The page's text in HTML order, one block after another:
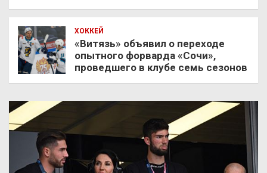
ХОККЕЙ
«Витязь» объявил о переходе
опытного форварда «Сочи»,
проведшего в клубе семь сезонов